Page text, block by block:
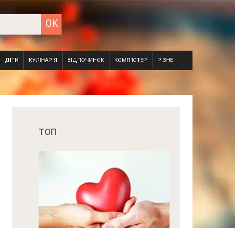
ДІТИ КУЛІНАРІЯ ВІДПОЧИНОК КОМП'ЮТЕР РІЗНЕ
ТОП